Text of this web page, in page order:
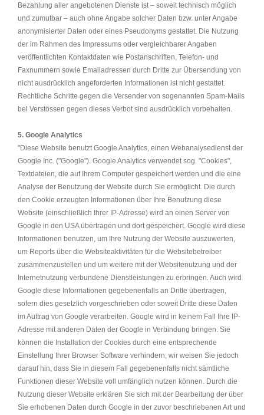
Bezahlung aller angebotenen Dienste ist – soweit technisch möglich
und zumutbar – auch ohne Angabe solcher Daten bzw. unter Angabe
anonymisierter Daten oder eines Pseudonyms gestattet. Die Nutzung
der im Rahmen des Impressums oder vergleichbarer Angaben
veröffentlichten Kontaktdaten wie Postanschriften, Telefon- und
Faxnummern sowie Emailadressen durch Dritte zur Übersendung von
nicht ausdrücklich angeforderten Informationen ist nicht gestattet.
Rechtliche Schritte gegen die Versender von sogenannten Spam-Mails
bei Verstössen gegen dieses Verbot sind ausdrücklich vorbehalten.
5. Google Analytics
"Diese Website benutzt Google Analytics, einen Webanalysedienst der
Google Inc. ("Google"). Google Analytics verwendet sog. "Cookies",
Textdateien, die auf Ihrem Computer gespeichert werden und die eine
Analyse der Benutzung der Website durch Sie ermöglicht. Die durch
den Cookie erzeugten Informationen über Ihre Benutzung diese
Website (einschließlich Ihrer IP-Adresse) wird an einen Server von
Google in den USA übertragen und dort gespeichert. Google wird diese
Informationen benutzen, um Ihre Nutzung der Website auszuwerten,
um Reports über die Websiteaktivitäten für die Websitebetreiber
zusammenzustellen und um weitere mit der Websitenutzung und der
Internetnutzung verbundene Dienstleistungen zu erbringen. Auch wird
Google diese Informationen gegebenenfalls an Dritte übertragen,
sofern dies gesetzlich vorgeschrieben oder soweit Dritte diese Daten
im Auftrag von Google verarbeiten. Google wird in keinem Fall Ihre IP-
Adresse mit anderen Daten der Google in Verbindung bringen. Sie
können die Installation der Cookies durch eine entsprechende
Einstellung Ihrer Browser Software verhindern; wir weisen Sie jedoch
darauf hin, dass Sie in diesem Fall gegebenenfalls nicht sämtliche
Funktionen dieser Website voll umfänglich nutzen können. Durch die
Nutzung dieser Website erklären Sie sich mit der Bearbeitung der über
Sie erhobenen Daten durch Google in der zuvor beschriebenen Art und